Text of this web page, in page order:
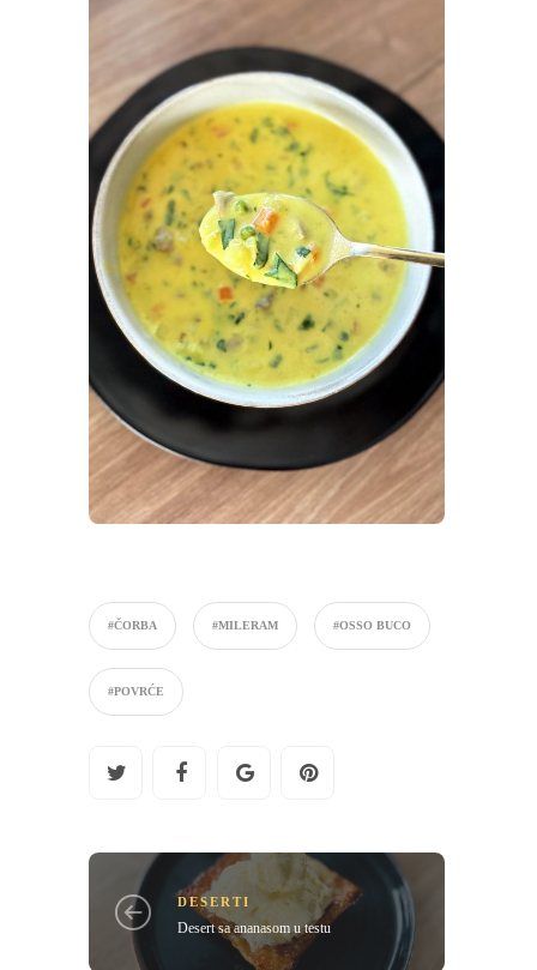
#ČORBA #MILERAM #OSSO BUCO
#POVRĆE
DESERTI
Desert sa ananasom u testu